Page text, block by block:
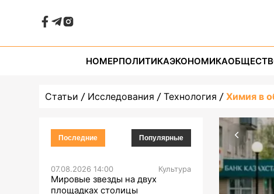
НОМЕРПОЛИТИКАЭКОНОМИКА
Статьи Исследования Технология Химия в
Последние Популярные
07.08.2026 14:00 Культура
Мировые звезды на двух
площадках столицы